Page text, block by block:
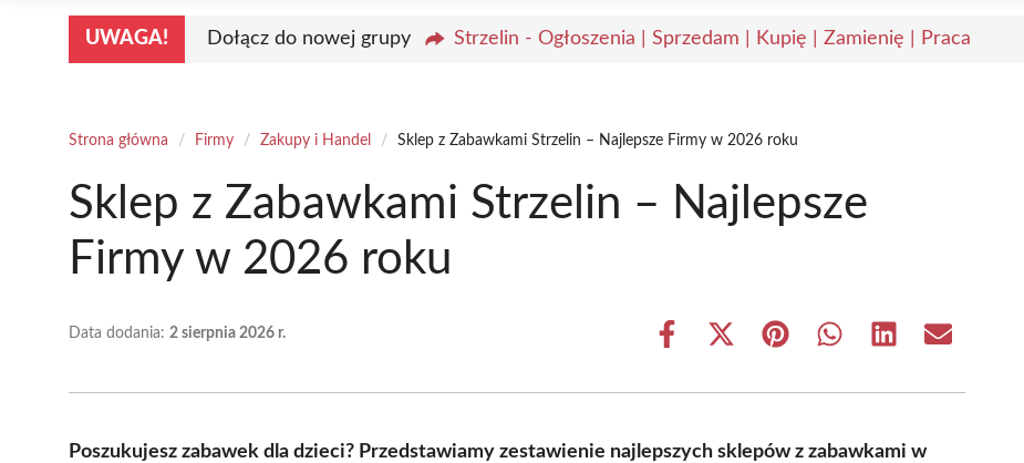
UWAGA! Dołącz do nowej grupy Strzelin - Ogłoszenia | Sprzedam | Kupię | Zamienię | Praca
Strona główna / Firmy / Zakupy i Handel / Sklep z Zabawkami Strzelin – Najlepsze Firmy w 2026 roku
Sklep z Zabawkami Strzelin – Najlepsze
Firmy w 2026 roku
Data dodania: 2 sierpnia 2026 r.
Share
Share
(Twitter)
Share Share Share Share
Poszukujesz zabawek dla dzieci? Przedstawiamy zestawienie najlepszych sklepów z zabawkami w